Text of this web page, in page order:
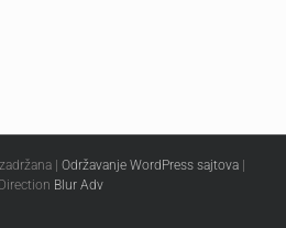
| Održavanje WordPress sajtova|
Blur Adv